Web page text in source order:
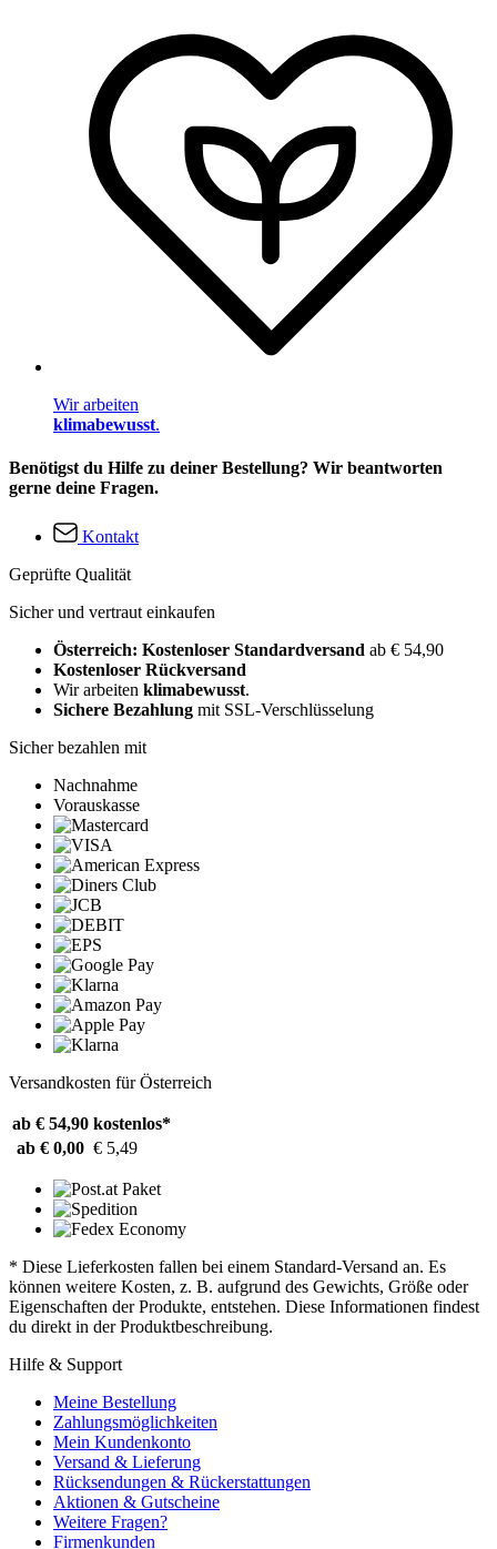
Wir arbeiten
klimabewusst.
Benötigst du Hilfe zu deiner Bestellung? Wir beantworten
gerne deine Fragen.
Kontakt
Geprüfte Qualität
Sicher und vertraut einkaufen
Österreich: Kostenloser Standardversand ab € 54,90
Kostenloser Rückversand
Wir arbeiten klimabewusst.
Sichere Bezahlung mit SSL-Verschlüsselung
Sicher bezahlen mit
Nachnahme
Vorauskasse
Versandkosten für Österreich
ab € 54,90 kostenlos*
ab € 0,00 € 5,49
* Diese Lieferkosten fallen bei einem Standard-Versand an. Es
können weitere Kosten, z. B. aufgrund des Gewichts, Größe oder
Eigenschaften der Produkte, entstehen. Diese Informationen findest
du direkt in der Produktbeschreibung.
Hilfe & Support
Meine Bestellung
Zahlungsmöglichkeiten
Mein Kundenkonto
Versand & Lieferung
Rücksendungen & Rückerstattungen
Aktionen & Gutscheine
Weitere Fragen?
Firmenkunden